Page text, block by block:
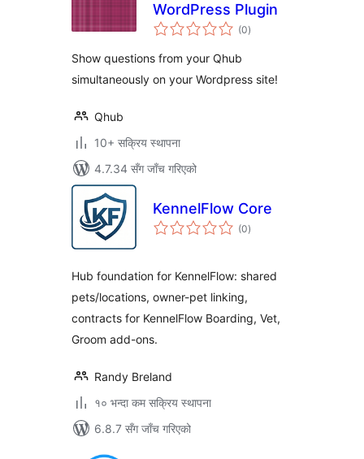
WordPress Plugin
(0कुल
रेटिङ्गहरू
)
Show questions from your Qhub
simultaneously on your Wordpress site!
Qhub
10+ सक्रिय स्थापना
4.7.34 सँग जाँच गरिएको
KennelFlow Core
(0कुल
रेटिङ्गहरू
)
Hub foundation for KennelFlow: shared
pets/locations, owner-pet linking,
contracts for KennelFlow Boarding, Vet,
Groom add-ons.
Randy Breland
१० भन्दा कम सक्रिय स्थापना
6.8.7 सँग जाँच गरिएको